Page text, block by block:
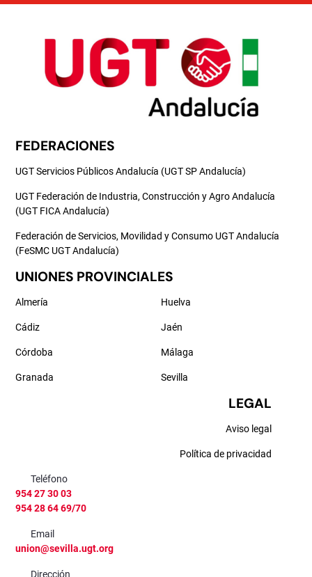
FEDERACIONES
UGT Servicios Públicos Andalucía (UGT SP Andalucía)
UGT Federación de Industria, Construcción y Agro Andalucía
(UGT FICA Andalucía)
Federación de Servicios, Movilidad y Consumo UGT Andalucía
(FeSMC UGT Andalucía)
UNIONES PROVINCIALES
Almería
Cádiz
Córdoba
Granada
Huelva
Jaén
Málaga
Sevilla
LEGAL
Aviso legal
Política de privacidad
Teléfono
954 27 30 03
954 28 64 69/70
Email
union@sevilla.ugt.org
Dirección